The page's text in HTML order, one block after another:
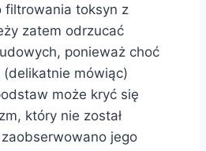
filtrowania toksyn z
zatem odrzucać
ponieważ choć
mówiąc)
może kryć się
który nie został
jego